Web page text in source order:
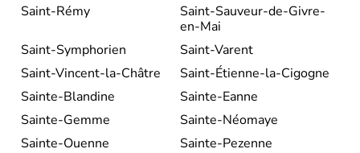
Saint-Rémy
Saint-Sauveur-de-Givre-
en-Mai
Saint-Symphorien
Saint-Varent
Saint-Vincent-la-Châtre
Saint-Étienne-la-Cigogne
Sainte-Blandine
Sainte-Eanne
Sainte-Gemme
Sainte-Néomaye
Sainte-Ouenne
Sainte-Pezenne